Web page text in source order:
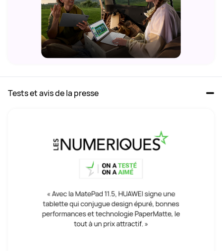
Tests et avis de la presse